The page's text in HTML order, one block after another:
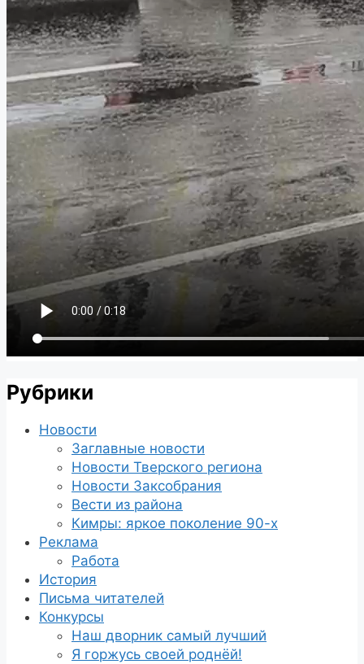
Рубрики
Новости
Заглавные новости
Новости Тверского региона
Новости Заксобрания
Вести из района
Кимры: яркое поколение 90-х
Реклама
Работа
История
Письма читателей
Конкурсы
Наш дворник самый лучший
Я горжусь своей роднёй!